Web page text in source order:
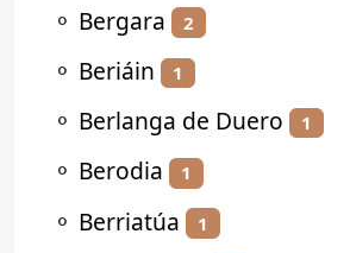
⚬ Bergara 2
⚬ Beriáin 1
⚬ Berlanga de Duero 1
⚬ Berodia 1
⚬ Berriatúa 1